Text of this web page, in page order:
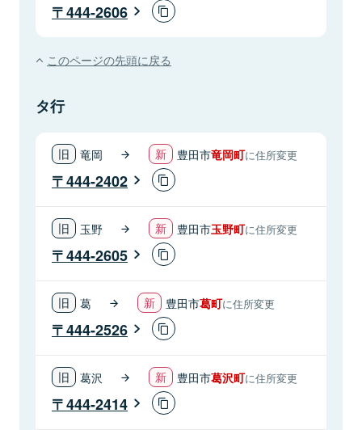
444-2606
このページの先頭に戻る
タ行
竜岡 豊田市竜岡町に住所変更
444-2402
玉野 豊田市玉野町に住所変更
444-2605
葛 豊田市葛町に住所変更
444-2526
葛沢 豊田市葛沢町に住所変更
444-2414